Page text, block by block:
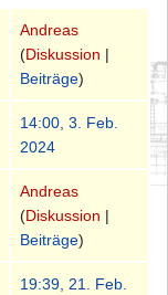
Andreas
(Diskussion |
Beiträge)
14:00, 3. Feb.
2024
Andreas
(Diskussion |
Beiträge)
19:39, 21. Feb.